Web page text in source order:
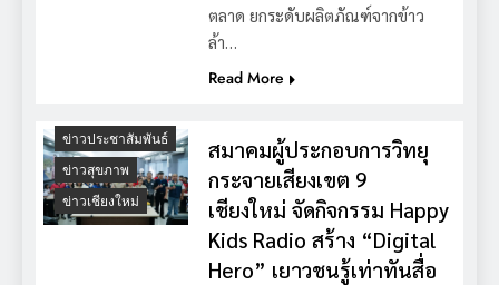
ตลาด ยกระดับผลิตภัณฑ์จากข้าว
ล้า…
Read More
ข่าวประชาสัมพันธ์
ข่าวสุขภาพ
ข่าวเชียงใหม่
สมาคมผู้ประกอบการวิทยุ
กระจายเสียงเขต 9
เชียงใหม่ จัดกิจกรรม Happy
Kids Radio สร้าง “Digital
Hero” เยาวชนรู้เท่าทันสื่อ